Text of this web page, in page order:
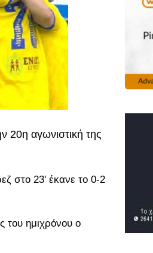
20η αγωνιστική της
στο 23' έκανε το 0-2
του ημιχρόνου ο